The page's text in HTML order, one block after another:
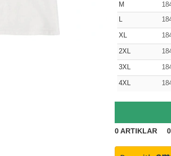
M
L
XL
2XL
3XL
4XL
0ARTIKLAR